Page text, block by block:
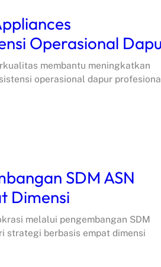
Operasional
membantu meningkatkan
operasional dapur
SDM ASN
Dimensi
melalui pengembangan SDM
strategi berbasis empat dimensi